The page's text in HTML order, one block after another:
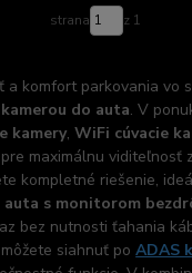
strana z 1
a komfort parkovania vo
do auta. V
kamery,WiFi cúvacie
maximálnu viditeľnosť
kompletné riešenie,
auta s monitorom
bez nutnosti ťahania
siahnuť poADAS